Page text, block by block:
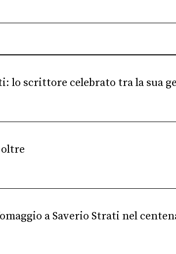
lo scrittore celebrato tra la sua
oltre
a Saverio Strati nel